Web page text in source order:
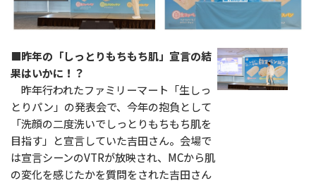
■昨年の「しっとりもちもち肌」宣言の結
果はいかに！？
昨年行われたファミリーマート「生しっ
とりパン」の発表会で、今年の抱負として
「洗顔の二度洗いでしっとりもちもち肌を
目指す」と宣言していた吉田さん。会場で
は宣言シーンのVTRが放映され、MCから肌
の変化を感じたかを質問をされた吉田さん